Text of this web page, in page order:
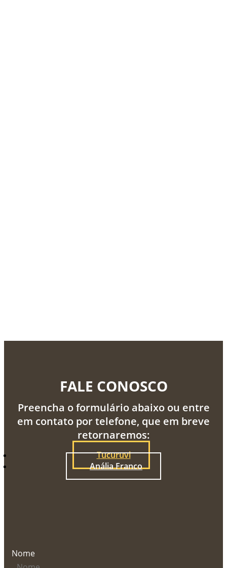
FALE CONOSCO
Preencha o formulário abaixo ou entre
em contato por telefone, que em breve
retornaremos:
Tucuruvi
Anália Franco
Nome